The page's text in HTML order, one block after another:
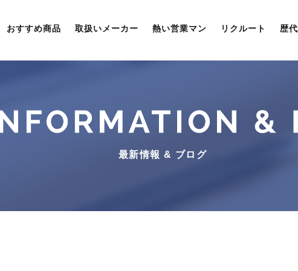
おすすめ商品 取扱いメーカー 熱い営業マン リクルート 歴
最新情報 & ブログ